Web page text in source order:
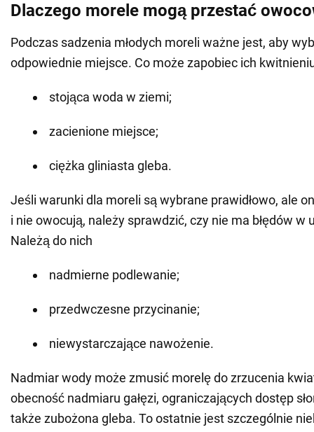
Dlaczego morele mogą przestać
Podczas sadzenia młodych moreli ważne jest, aby
odpowiednie miejsce. Co może zapobiec ich
stojąca woda w ziemi;
zacienione miejsce;
ciężka gliniasta gleba.
Jeśli warunki dla moreli są wybrane prawidłowo, ale
i nie owocują, należy sprawdzić, czy nie ma błędów w
Należą do nich
nadmierne podlewanie;
przedwczesne przycinanie;
niewystarczające nawożenie.
Nadmiar wody może zmusić morelę do zrzucenia
obecność nadmiaru gałęzi, ograniczających dostęp
także zubożona gleba. To ostatnie jest szczególnie